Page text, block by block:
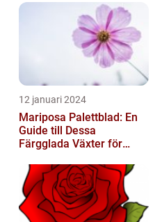
12 januari 2024
Mariposa Palettblad: En
Guide till Dessa
Färgglada Växter för